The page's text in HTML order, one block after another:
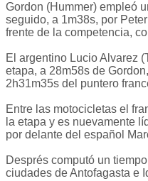
Gordon (Hummer) empleó
seguido, a 1m38s, por
frente de la competencia,
El argentino Lucio Alvarez
etapa, a 28m58s de
2h31m35s del puntero
Entre las motocicletas el
la etapa y es nuevamente
por delante del español
Després computó un
ciudades de Antofagasta e